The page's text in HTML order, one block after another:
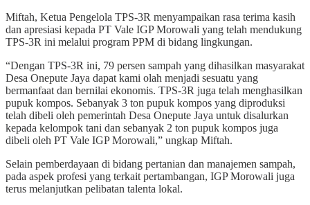
Miftah, Ketua Pengelola TPS-3R menyampaikan rasa terima kasih
dan apresiasi kepada PT Vale IGP Morowali yang telah mendukung
TPS-3R ini melalui program PPM di bidang lingkungan.
“Dengan TPS-3R ini, 79 persen sampah yang dihasilkan masyarakat
Desa Onepute Jaya dapat kami olah menjadi sesuatu yang
bermanfaat dan bernilai ekonomis. TPS-3R juga telah menghasilkan
pupuk kompos. Sebanyak 3 ton pupuk kompos yang diproduksi
telah dibeli oleh pemerintah Desa Onepute Jaya untuk disalurkan
kepada kelompok tani dan sebanyak 2 ton pupuk kompos juga
dibeli oleh PT Vale IGP Morowali,” ungkap Miftah.
Selain pemberdayaan di bidang pertanian dan manajemen sampah,
pada aspek profesi yang terkait pertambangan, IGP Morowali juga
terus melanjutkan pelibatan talenta lokal.